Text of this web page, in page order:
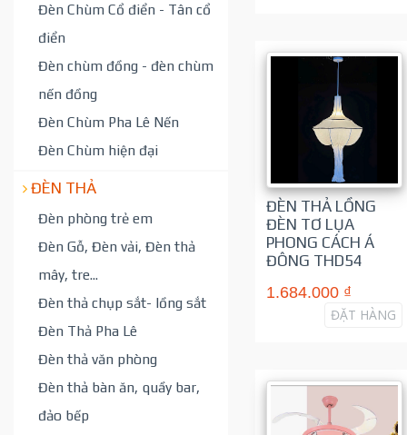
Đèn Chùm Cổ điển - Tân cổ
điển
Đèn chùm đồng - đèn chùm
nến đồng
Đèn Chùm Pha Lê Nến
Đèn Chùm hiện đại
ĐÈN THẢ
Đèn phòng trẻ em
Đèn Gỗ, Đèn vải, Đèn thả
mây, tre...
Đèn thả chụp sắt- lồng sắt
Đèn Thả Pha Lê
Đèn thả văn phòng
Đèn thả bàn ăn, quầy bar,
đảo bếp
ĐÈN THẢ LỒNG
ĐÈN TƠ LỤA
PHONG CÁCH Á
ĐÔNG THD54
1.684.000 ₫
ĐẶT HÀNG